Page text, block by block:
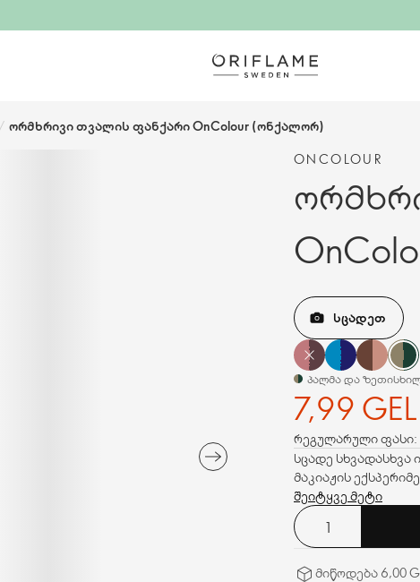
/ ორმხრივი თვალის ფანქარი OnColour (ონქალორ)
ONCOLOUR
ᲡᲪᲐᲓᲔᲗ
პალმა და
7,99 GEL
რეგულარული ფასი:
სცადე სხვადასხვა
მაკიაჟის
შეიტყვე მეტი
მიწოდება 6,00